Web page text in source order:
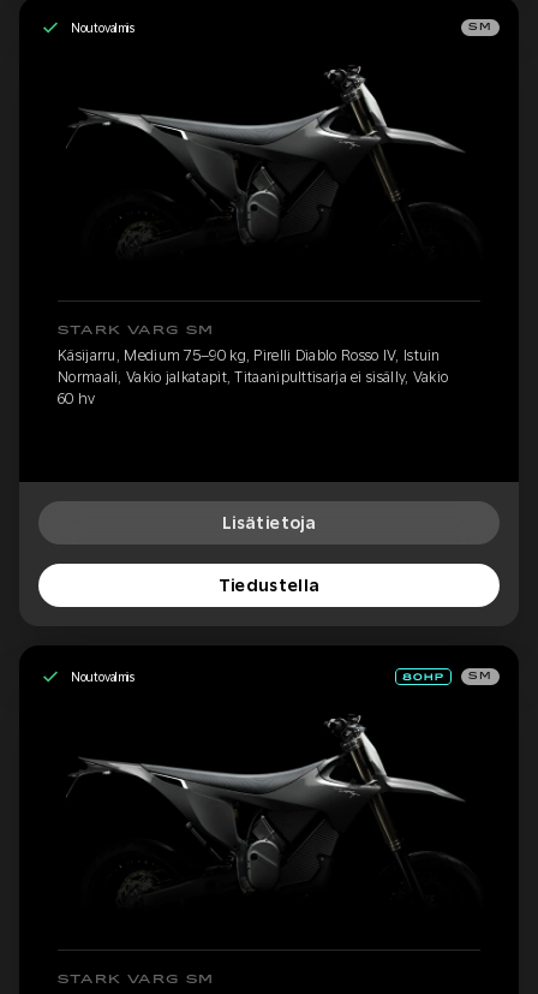
Noutovalmis SM
STARK VARG SM
Käsijarru, Medium 75–90 kg, Pirelli Diablo Rosso IV, Istuin
Normaali, Vakio jalkatapit, Titaanipulttisarja ei sisälly, Vakio
60 hv
Lisätietoja
Tiedustella
Noutovalmis SM
STARK VARG SM